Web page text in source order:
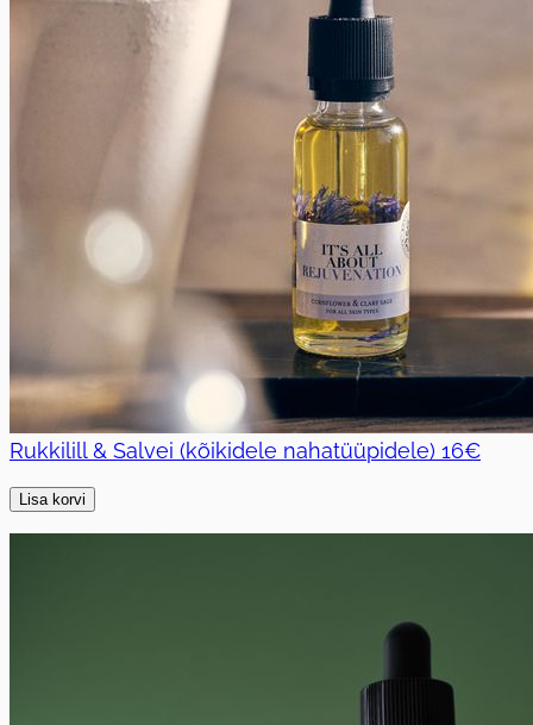
Rukkilill & Salvei (kõikidele nahatüüpidele) 16€
Lisa korvi